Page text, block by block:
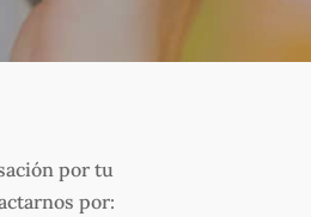
por tu
por: